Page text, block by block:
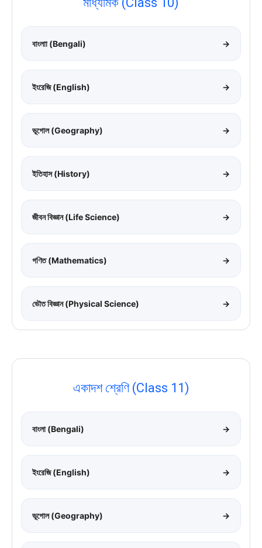
বাংলাা (Bengali) →
ইংরেজি (English) →
ভূগোল (Geography) →
ইতিহাস (History) →
জীবন বিজ্ঞান (Life Science) →
গণিত (Mathematics) →
ভৌত বিজ্ঞান (Physical Science) →
একাদশ শ্রেণি (Class 11)
বাংলা (Bengali) →
ইংরেজি (English) →
ভূগোল (Geography) →